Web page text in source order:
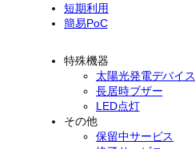
短期利用
簡易PoC
特殊機器
太陽光発電デバイス
長居時ブザー
LED点灯
その他
保留中サービス